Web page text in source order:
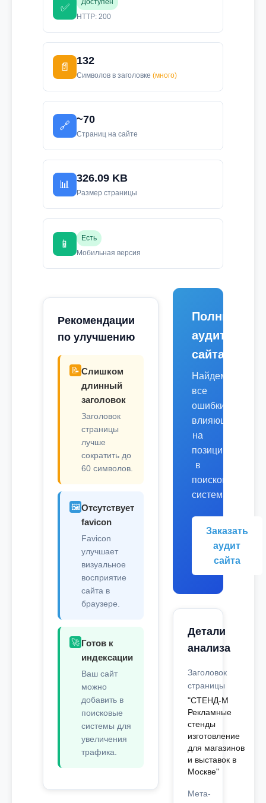
✅
Доступен
HTTP: 200
📄
132
Символов в заголовке (много)
🔗
~70
Страниц на сайте
📊
326.09 KB
Размер страницы
📱
Есть
Мобильная версия
Рекомендации
по улучшению
📝 Слишком
длинный
заголовок
Заголовок
страницы
лучше
сократить до
60 символов.
🖼️Отсутствует
favicon
Favicon
улучшает
визуальное
восприятие
сайта в
браузере.
🚀 Готов к
индексации
Ваш сайт
можно
добавить в
поисковые
системы для
увеличения
трафика.
Полный
аудит
сайта
Найдем
все
ошибки,
влияющие
на
позиции
в
поисковых
системах.
Заказать
аудит
сайта
Детали
анализа
Заголовок
страницы
"СТЕНД-М
Рекламные
стенды
изготовление
для магазинов
и выставок в
Москве"
Мета-